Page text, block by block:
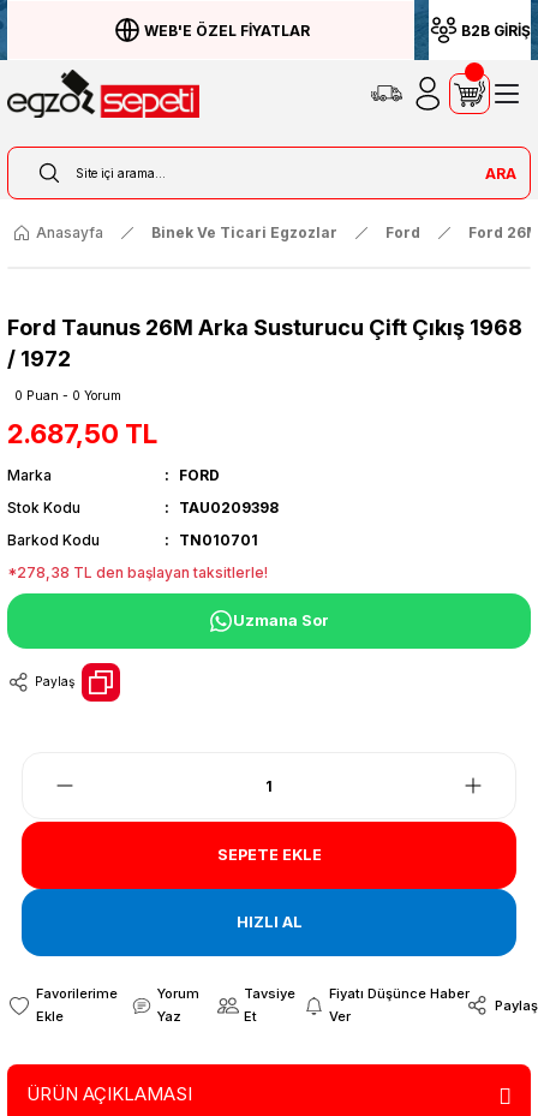
WEB'E ÖZEL FİYATLAR B2B GİRİŞ
ARA
Anasayfa Binek Ve Ticari Egzozlar Ford Ford
Ford Taunus 26M Arka Susturucu Çift Çıkış 1968
/ 1972
0 Puan - 0 Yorum
2.687,50 TL
Marka
FORD
Stok Kodu
TAU0209398
Barkod Kodu
TN010701
*278,38 TL den başlayan taksitlerle!
Uzmana Sor
Paylaş
SEPETE EKLE
HIZLI AL
Yorum
Yaz
Tavsiye
Et
Fiyatı Düşünce Haber
Ver
Paylaş
ÜRÜN AÇIKLAMASI